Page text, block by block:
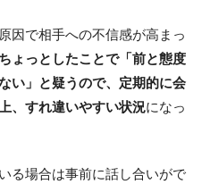
因で相手への不信感が高まっ
ちょっとしたことで「前と態度
い」と疑うので、定期的に会
、すれ違いやすい状況になっ
る場合は事前に話し合いがで